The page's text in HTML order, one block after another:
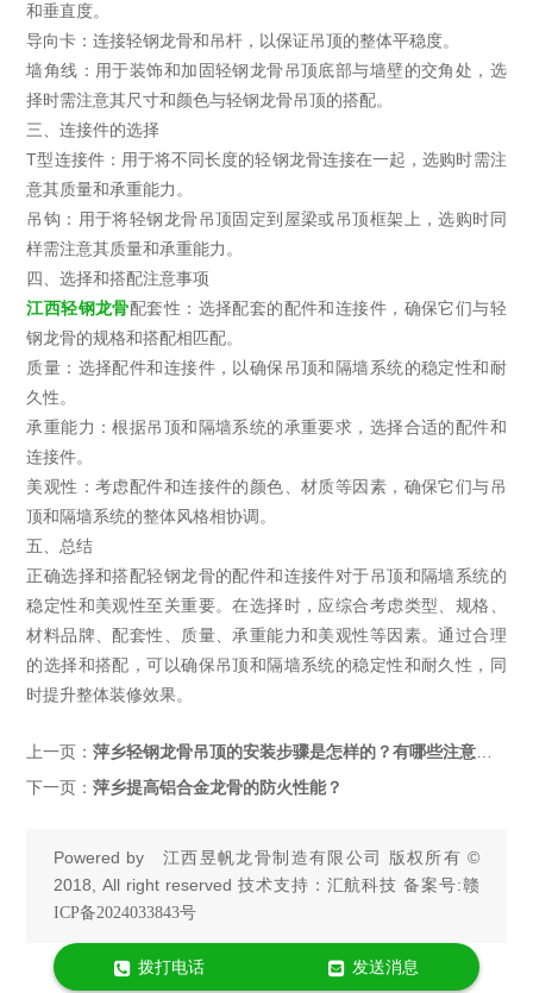
和垂直度。
导向卡：连接轻钢龙骨和吊杆，以保证吊顶的整体平稳度。
墙角线：用于装饰和加固轻钢龙骨吊顶底部与墙壁的交角处，选
择时需注意其尺寸和颜色与轻钢龙骨吊顶的搭配。
三、连接件的选择
T型连接件：用于将不同长度的轻钢龙骨连接在一起，选购时需注
意其质量和承重能力。
吊钩：用于将轻钢龙骨吊顶固定到屋梁或吊顶框架上，选购时同
样需注意其质量和承重能力。
四、选择和搭配注意事项
江西轻钢龙骨配套性：选择配套的配件和连接件，确保它们与轻
钢龙骨的规格和搭配相匹配。
质量：选择配件和连接件，以确保吊顶和隔墙系统的稳定性和耐
久性。
承重能力：根据吊顶和隔墙系统的承重要求，选择合适的配件和
连接件。
美观性：考虑配件和连接件的颜色、材质等因素，确保它们与吊
顶和隔墙系统的整体风格相协调。
五、总结
正确选择和搭配轻钢龙骨的配件和连接件对于吊顶和隔墙系统的
稳定性和美观性至关重要。在选择时，应综合考虑类型、规格、
材料品牌、配套性、质量、承重能力和美观性等因素。通过合理
的选择和搭配，可以确保吊顶和隔墙系统的稳定性和耐久性，同
时提升整体装修效果。
上一页：萍乡轻钢龙骨吊顶的安装步骤是怎样的？有哪些注意事项？
下一页：萍乡提高铝合金龙骨的防火性能？
Powered by江西昱帆龙骨制造有限公司
版权所有 ©
2018, All right reserved 技术支持：汇航科技 备案号:赣
ICP备2024033843号
拨打电话 发送消息